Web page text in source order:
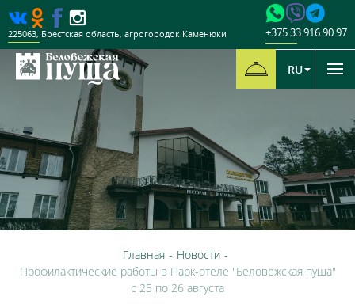
+375 33 916 90 97
225063, Брестская область, агрогородок Каменюки
RU
Главная - Новости -
Профилактические работы в Парк-отеле "Беловежская пуща"
с 25 по 26 августа